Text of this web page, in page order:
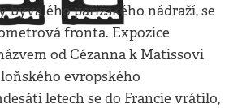
bývalého pařížského nádraží, se
fronta. Expozice
od Cézanna k Matissovi
evropského
letech se do Francie vrátilo,